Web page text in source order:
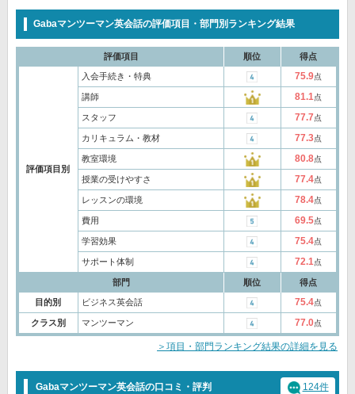
Gabaマンツーマン英会話の評価項目・部門別ランキング結果
評価項目 順位 得点
評価項目別
入会手続き・特典 75.9点
講師 81.1点
スタッフ 77.7点
カリキュラム・教材 77.3点
教室環境 80.8点
授業の受けやすさ 77.4点
レッスンの環境 78.4点
費用 69.5点
学習効果 75.4点
サポート体制 72.1点
部門 順位 得点
目的別 ビジネス英会話 75.4点
クラス別 マンツーマン 77.0点
＞項目・部門ランキング結果の詳細を見る
Gabaマンツーマン英会話の口コミ・評判 124件